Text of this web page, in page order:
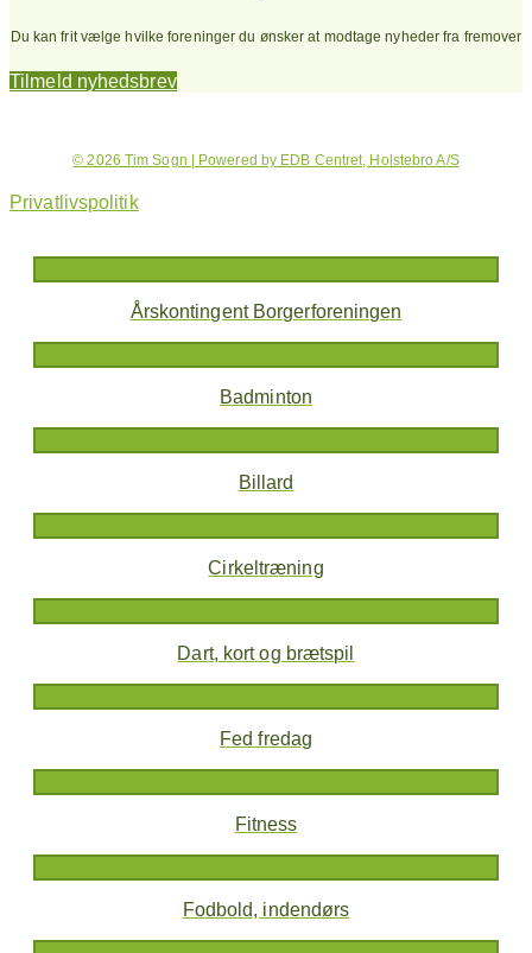
Du kan frit vælge hvilke foreninger du ønsker at modtage nyheder fra fremover
Tilmeld nyhedsbrev
© 2026 Tim Sogn | Powered by EDB Centret, Holstebro A/S
Privatlivspolitik
Årskontingent Borgerforeningen
Badminton
Billard
Cirkeltræning
Dart, kort og brætspil
Fed fredag
Fitness
Fodbold, indendørs